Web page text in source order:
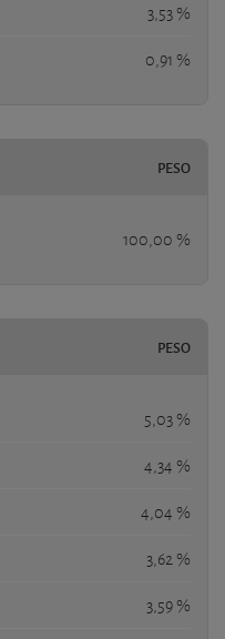
3,53 %
0,91 %
PESO
100,00 %
PESO
5,03 %
4,34 %
4,04 %
3,62 %
3,59 %